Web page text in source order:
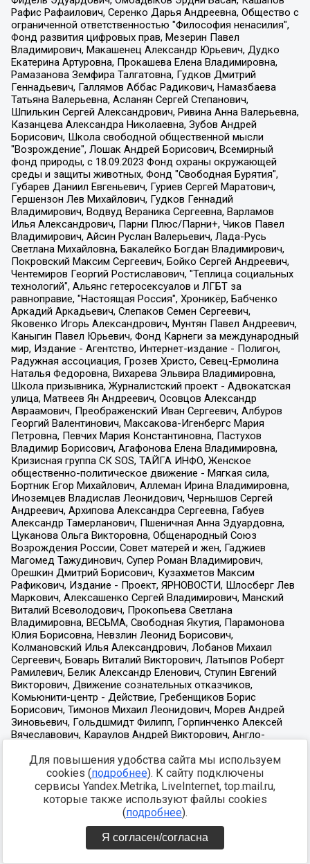
Для повышения удобства сайта мы используем
cookies (подробнее). К сайту подключены
сервисы Yandex.Metrika, LiveInternet, top.mail.ru,
которые также используют файлы cookies
(подробнее).
Я согласен/согласна